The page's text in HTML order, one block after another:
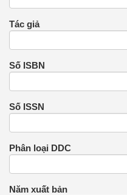
Tác giả
Số ISBN
Số ISSN
Phân loại DDC
Năm xuất bản